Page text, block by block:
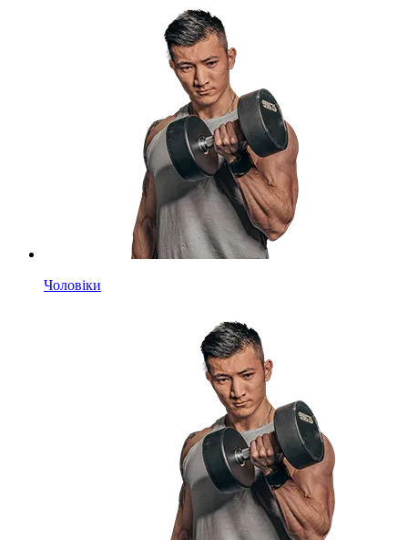
Чоловіки